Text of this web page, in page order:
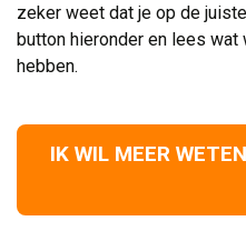
zeker weet dat je op de
button hieronder en lees
hebben.
IK WIL MEER